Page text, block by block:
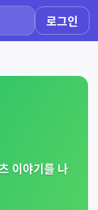
로그인
이야기를 나